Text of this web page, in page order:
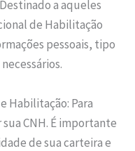
a aqueles
de Habilitação
pessoais, tipo
Habilitação: Para
CNH. É importante
de sua carteira e